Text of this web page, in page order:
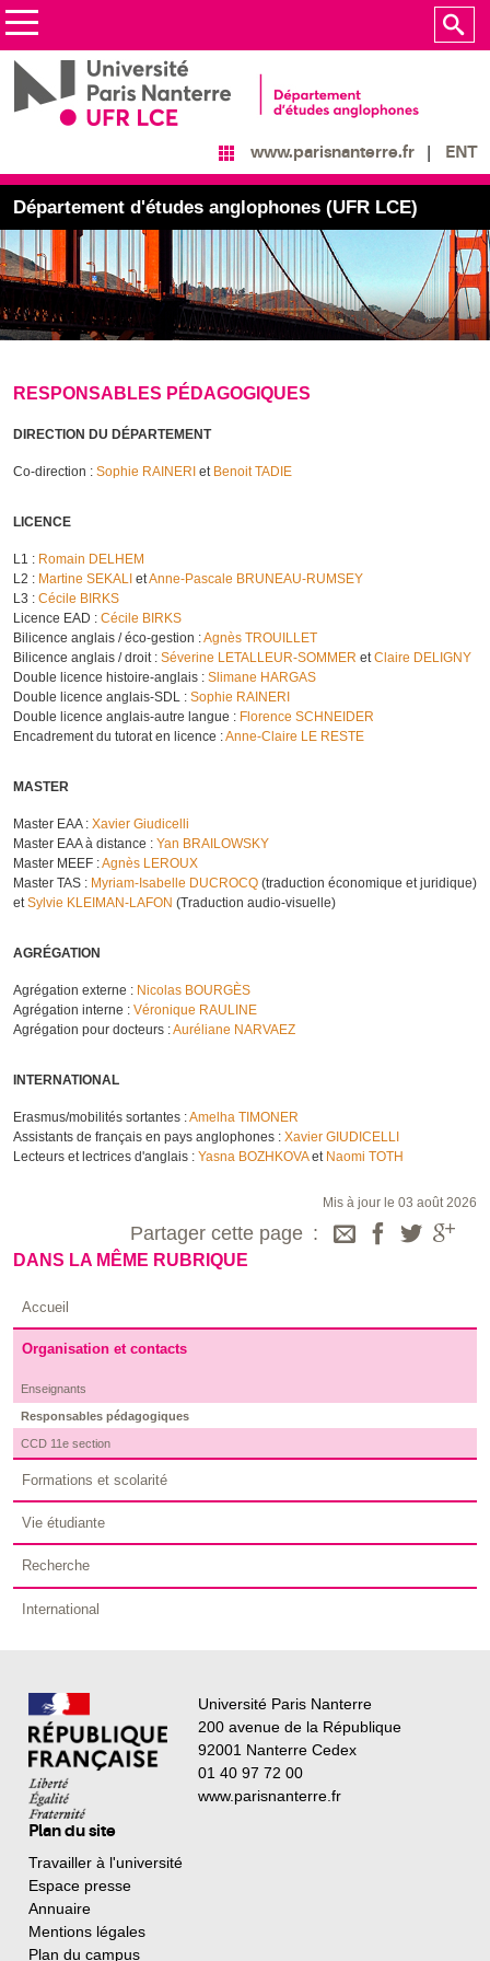
www.parisnanterre.fr ENT
Département d'études anglophones (UFR LCE)
RESPONSABLES PÉDAGOGIQUES
DIRECTION DU DÉPARTEMENT
Co-direction : Sophie RAINERI et Benoit TADIE
LICENCE
L1 : Romain DELHEM
L2 : Martine SEKALI etAnne-Pascale BRUNEAU-RUMSEY
L3 : Cécile BIRKS
Licence EAD : Cécile BIRKS
Bilicence anglais / éco-gestion :Agnès TROUILLET
Bilicence anglais / droit : Séverine LETALLEUR-SOMMER etClaire DELIGNY
Double licence histoire-anglais : Slimane HARGAS
Double licence anglais-SDL : Sophie RAINERI
Double licence anglais-autre langue : Florence SCHNEIDER
Encadrement du tutorat en licence :Anne-Claire LE RESTE
MASTER
Master EAA : Xavier Giudicelli
Master EAA à distance : Yan BRAILOWSKY
Master MEEF :Agnès LEROUX
Master TAS : Myriam-Isabelle DUCROCQ (traduction économique et juridique)
etSylvie KLEIMAN-LAFON (Traduction audio-visuelle)
AGRÉGATION
Agrégation externe : Nicolas BOURGÈS
Agrégation interne : Véronique RAULINE
Agrégation pour docteurs :Auréliane NARVAEZ
INTERNATIONAL
Erasmus/mobilités sortantes :Amelha TIMONER
Assistants de français en pays anglophones : Xavier GIUDICELLI
Lecteurs et lectrices d'anglais : Yasna BOZHKOVAet Naomi TOTH
Mis à jour le 03 août 2026
Partager cette page
DANS LA MÊME RUBRIQUE
Accueil
Organisation et contacts
Enseignants
Responsables pédagogiques
CCD 11e section
Formations et scolarité
Vie étudiante
Recherche
International
Université Paris Nanterre
200 avenue de la République
92001 Nanterre Cedex
01 40 97 72 00
www.parisnanterre.fr
Plan du site
Travailler à l'université
Espace presse
Annuaire
Mentions légales
Plan du campus